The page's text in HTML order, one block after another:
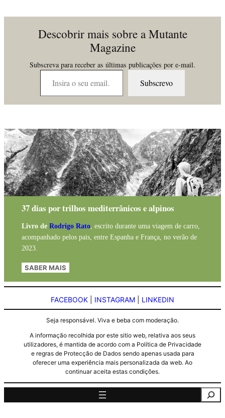
Descobrir mais sobre a Mutante
Magazine
Subscreva para receber as últimas publicações por e-mail.
Insira o seu email…
Subscrevo
37 dias por trilhos mediterrânicos e alpinos
Livro de Rodrigo Rato, escrito durante uma viagem de carro,
acompanhado pelos pais, entre Espanha e França, no verão de
2023.
SABER MAIS
FACEBOOK INSTAGRAM LINKEDIN
Seja responsável. Viva e beba com moderação.
A informação recolhida por este sitio web, relativa aos seus
utilizadores, é mantida de acordo com a Política de Privacidade
e regras de Protecção de Dados sendo apenas usada para
oferecer uma experiência mais personalizada da web. Ao
continuar aceita estas condições.